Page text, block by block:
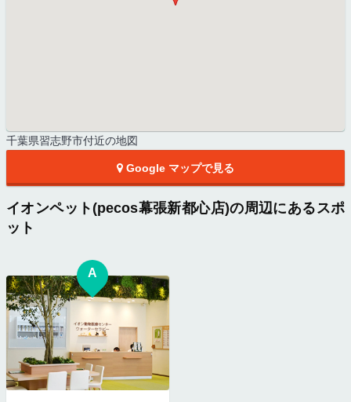
千葉県習志野市付近の地図
Google マップで見る
イオンペット(pecos幕張新都心店)の周辺にあるスポ
ット
A